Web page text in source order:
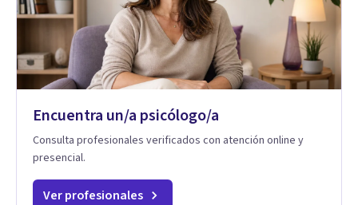
Encuentra un/a psicólogo/a
Consulta profesionales verificados con atención online y
presencial.
Ver profesionales